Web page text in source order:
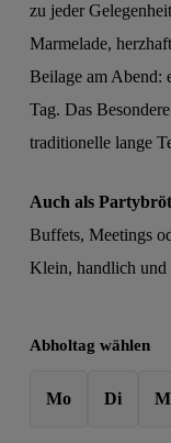
zu jeder
Marmelade,
Beilage am Abend:
Tag. Das
traditionelle lange
Auch als
Buffets, Meetings
Klein, handlich und
Abholtag wählen
Mo Di